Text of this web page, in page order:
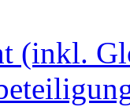
(inkl.